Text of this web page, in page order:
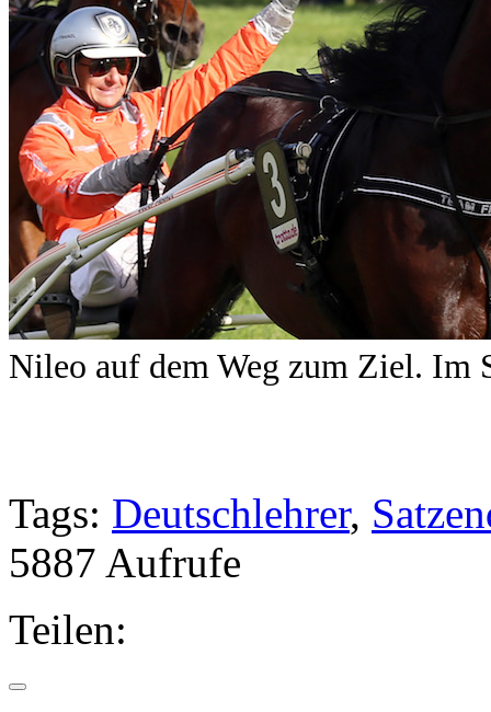
Nileo auf dem Weg zum Ziel. Im
Tags: Deutschlehrer,
5887 Aufrufe
Teilen: